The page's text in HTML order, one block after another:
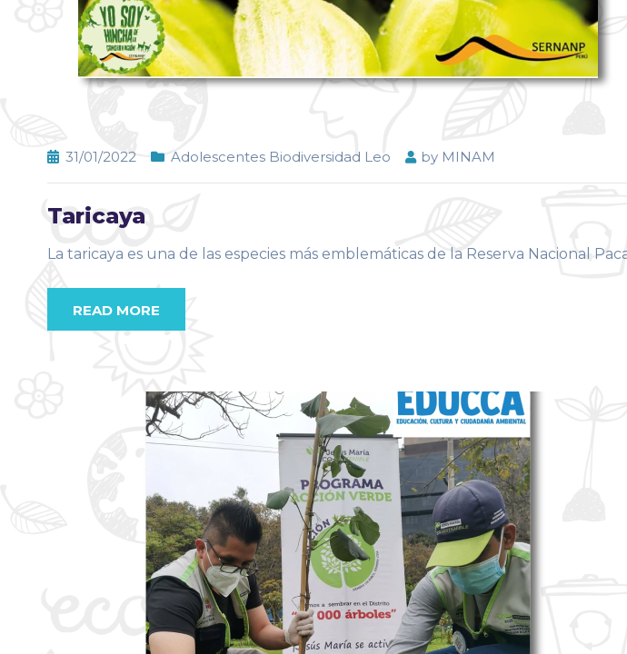
31/01/2022 Adolescentes Biodiversidad Leo by MINAM
Taricaya
La taricaya es una de las especies más emblemáticas de la Reserva Nacional
READ MORE